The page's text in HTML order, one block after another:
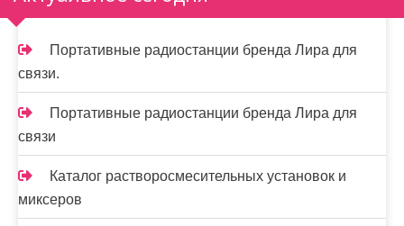
а
п
и
с
я
м
Портативные радиостанции бренда Лира для
связи.
Портативные радиостанции бренда Лира для
связи
Каталог растворосмесительных установок и
миксеров